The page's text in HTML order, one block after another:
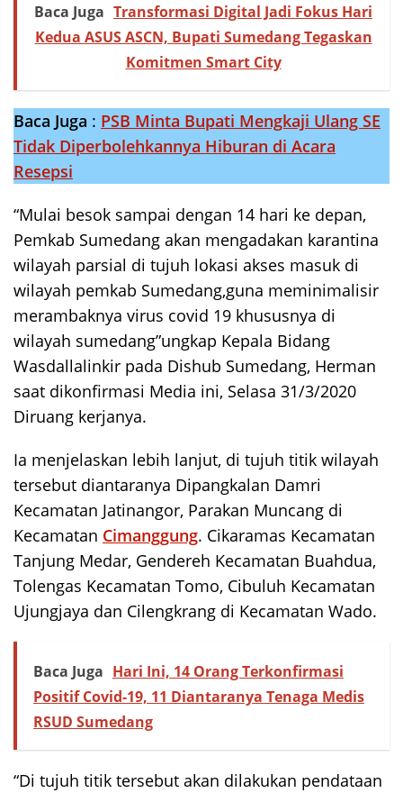
Baca Juga Transformasi Digital Jadi Fokus Hari
Kedua ASUS ASCN, Bupati Sumedang Tegaskan
Komitmen Smart City
Baca Juga : PSB Minta Bupati Mengkaji Ulang SE
Tidak Diperbolehkannya Hiburan di Acara
Resepsi
“Mulai besok sampai dengan 14 hari ke depan,
Pemkab Sumedang akan mengadakan karantina
wilayah parsial di tujuh lokasi akses masuk di
wilayah pemkab Sumedang,guna meminimalisir
merambaknya virus covid 19 khususnya di
wilayah sumedang”ungkap Kepala Bidang
Wasdallalinkir pada Dishub Sumedang, Herman
saat dikonfirmasi Media ini, Selasa 31/3/2020
Diruang kerjanya.
Ia menjelaskan lebih lanjut, di tujuh titik wilayah
tersebut diantaranya Dipangkalan Damri
Kecamatan Jatinangor, Parakan Muncang di
Kecamatan Cimanggung. Cikaramas Kecamatan
Tanjung Medar, Gendereh Kecamatan Buahdua,
Tolengas Kecamatan Tomo, Cibuluh Kecamatan
Ujungjaya dan Cilengkrang di Kecamatan Wado.
Baca Juga Hari Ini, 14 Orang Terkonfirmasi
Positif Covid-19, 11 Diantaranya Tenaga Medis
RSUD Sumedang
“Di tujuh titik tersebut akan dilakukan pendataan